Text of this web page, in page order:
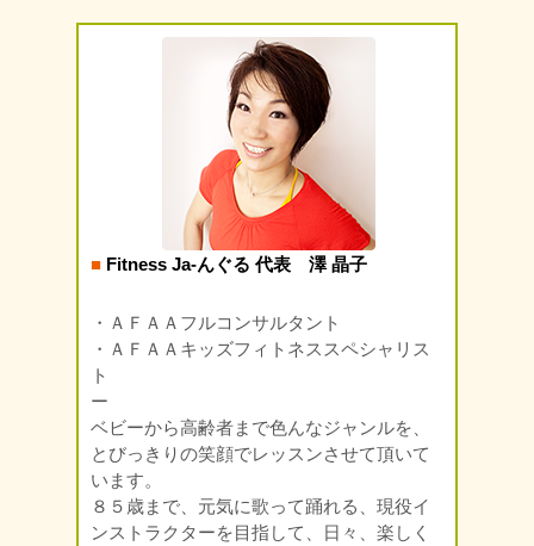
■ Fitness Ja-んぐる 代表 澤 晶子
・ＡＦＡＡフルコンサルタント
・ＡＦＡＡキッズフィトネススペシャリス
ト
ー
ベビーから高齢者まで色んなジャンルを、
とびっきりの笑顔でレッスンさせて頂いて
います。
８５歳まで、元気に歌って踊れる、現役イ
ンストラクターを目指して、日々、楽しく